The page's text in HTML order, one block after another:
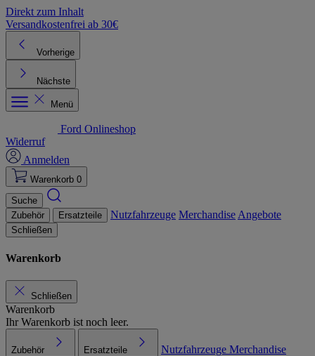
Direkt zum Inhalt
Versandkostenfrei ab 30€
Vorherige
Nächste
Menü
Ford Onlineshop
Widerruf
Anmelden
Warenkorb 0
Suche
Zubehör
Ersatzteile Nutzfahrzeuge Merchandise Angebote
Schließen
Warenkorb
Schließen
Warenkorb
Ihr Warenkorb ist noch leer.
Zubehör Ersatzteile Nutzfahrzeuge Merchandise